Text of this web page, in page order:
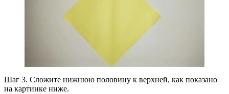
Шаг 3. Сложите нижнюю половину к верхней, как показано
на картинке ниже.